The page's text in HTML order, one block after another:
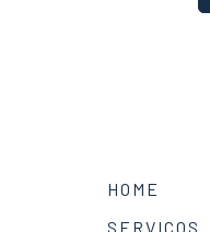
HOME
SERVIÇOS